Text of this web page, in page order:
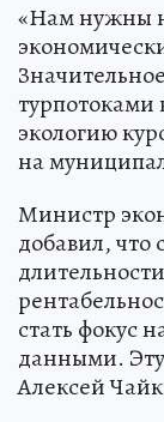
«Нам нужны
турпотоками
экологию
на
Министр
добавил, что
стать фокус
данными.
Алексей